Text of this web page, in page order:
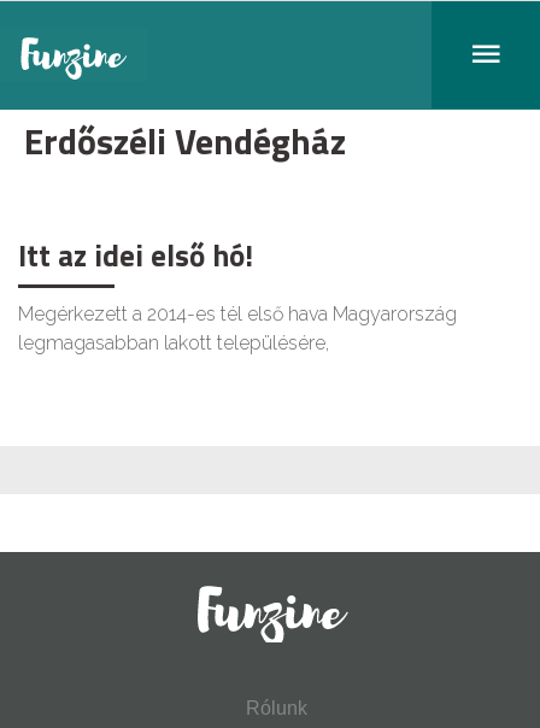
Erdőszéli Vendégház
Itt az idei első hó!
Megérkezett a 2014-es tél első hava Magyarország
legmagasabban lakott településére,
Rólunk